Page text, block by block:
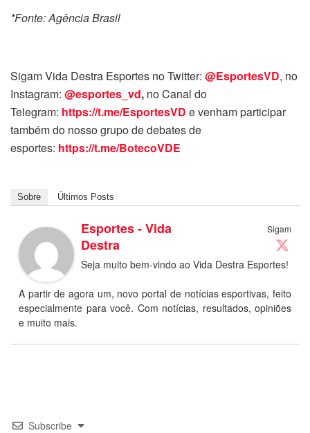
*Fonte: Agência Brasil
Sigam Vida Destra Esportes no Twitter: @EsportesVD, no
Instagram: @esportes_vd, no Canal do
Telegram: https://t.me/EsportesVD e venham participar
também do nosso grupo de debates de
esportes: https://t.me/BotecoVDE
Sobre Últimos Posts
Sigam
Esportes - Vida
Destra
Seja muito bem-vindo ao Vida Destra Esportes!
A partir de agora um, novo portal de notícias esportivas, feito
especialmente para você. Com notícias, resultados, opiniões
e muito mais.
Subscribe